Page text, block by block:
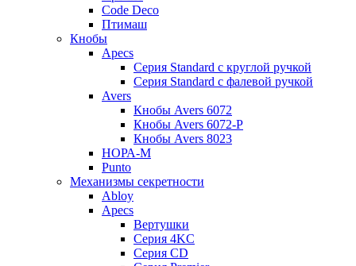
Code Deco
Птимаш
Кнобы
Apecs
Серия Standard с круглой ручкой
Серия Standard с фалевой ручкой
Avers
Кнобы Avers 6072
Кнобы Avers 6072-P
Кнобы Avers 8023
НОРА-М
Punto
Механизмы секретности
Abloy
Apecs
Вертушки
Серия 4KC
Серия CD